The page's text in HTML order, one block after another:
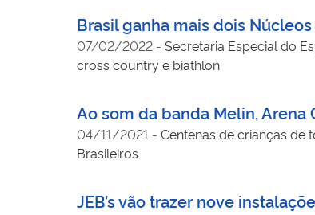
Brasil ganha mais dois
07/02/2022 - Secretaria Especial do
cross country e biathlon
Ao som da banda Melin, Arena
04/11/2021 - Centenas de crianças de
Brasileiros
JEB’s vão trazer nove